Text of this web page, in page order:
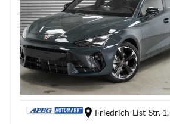
Friedrich-List-Str. 1,